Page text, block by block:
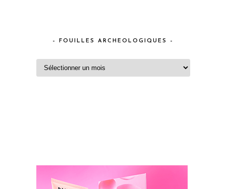
– FOUILLES ARCHEOLOGIQUES –